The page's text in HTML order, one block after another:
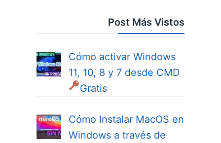
Post Más Vistos
Cómo activar Windows
11, 10, 8 y 7 desde CMD
Gratis
Cómo Instalar MacOS en
Windows a través de